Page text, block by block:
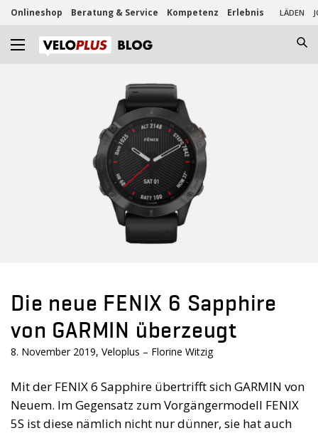
Onlineshop Beratung & Service Kompetenz Erlebnis LÄDEN
Die neue FENIX 6 Sapphire
von GARMIN überzeugt
8. November 2019, Veloplus – Florine Witzig
Mit der FENIX 6 Sapphire übertrifft sich GARMIN von
Neuem. Im Gegensatz zum Vorgängermodell FENIX
5S ist diese nämlich nicht nur dünner, sie hat auch